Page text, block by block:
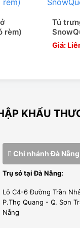
rèm)
Tủ
Giá:
KHẨU
Chi nhánh Đà Nẵng
Trụ sở tại Đà Nẵng:
Lô C4-6 Đường Trần
P.Thọ Quang - Q. Sơn
Nẵng